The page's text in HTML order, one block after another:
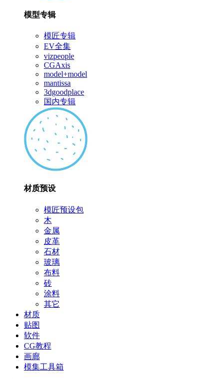
模型专辑
模匠专辑
EV全集
vizpeople
CGAxis
model+model
mantissa
3dgoodplace
国内专辑
材质预设
模匠预设包
木
金属
皮革
石材
玻璃
布料
砖
涂料
其它
材质
贴图
软件
CG教程
画廊
模集工具箱